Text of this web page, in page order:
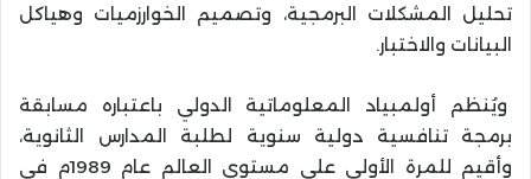
تحليل المشكلات البرمجية، وتصميم الخوارزميات وهياكل
البيانات والاختبار.
ويُنظم أولمبياد المعلوماتية الدولي باعتباره مسابقة
برمجة تنافسية دولية سنوية لطلبة المدارس الثانوية،
وأقيم للمرة الأولى على مستوى العالم عام 1989م في